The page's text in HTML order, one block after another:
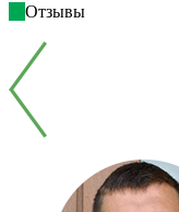
Отзывы